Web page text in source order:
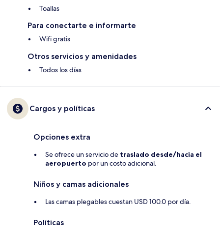
Toallas
Para conectarte e informarte
Wifi gratis
Otros servicios y amenidades
Todos los días
Cargos y políticas
Opciones extra
Se ofrece un servicio de traslado desde/hacia el
aeropuerto por un costo adicional.
Niños y camas adicionales
Las camas plegables cuestan USD 100.0 por día.
Políticas